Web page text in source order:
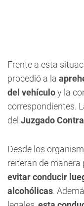
Frente a esta
procedió a la
del vehículoy la
correspondientes.
del Juzgado
Desde los
reiteran de
evitar conducir
alcohólicas.